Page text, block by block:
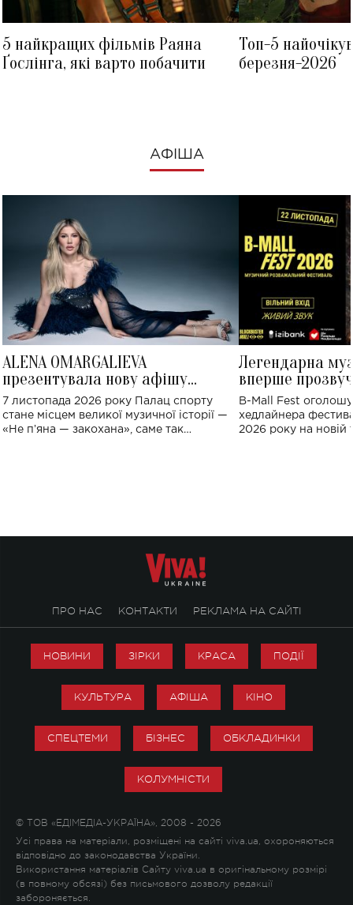
5 найкращих фільмів Раяна
Ґослінга, які варто побачити
Топ-5
березня-2026
АФІША
ALENA OMARGALIEVA
презентувала нову афішу
великого концерту в Палаці
спорту
7 листопада 2026 року Палац спорту
стане місцем великої музичної історії —
«Не пʼяна — закохана», саме так
Легендарна
вперше
Україні: де
B-Mall Fest
хедлайнера
2026 року на новій
ПРО НАС КОНТАКТИ РЕКЛАМА НА САЙТІ
НОВИНИ ЗІРКИ КРАСА ПОДІЇ
КУЛЬТУРА АФІША КІНО
СПЕЦТЕМИ БІЗНЕС ОБКЛАДИНКИ
КОЛУМНІСТИ
© ТОВ «ЕДІМЕДІА-УКРАЇНА», 2008 - 2026
Усі права на матеріали, розміщені на сайті viva.ua, охороняються
відповідно до законодавства України.
Використання матеріалів Сайту viva.ua в оригінальному розмірі
(в повному обсязі) без письмового дозволу редакції
забороняється.